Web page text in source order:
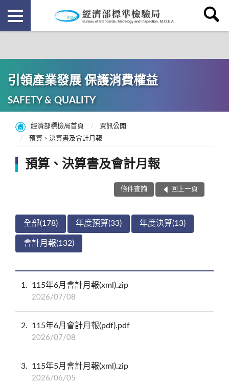
引領產業發展 保護消費權益
SAFETY & QUALITY
經濟部標檢局首頁
資訊公開
預算、決算書及會計月報
預算、決算書及會計月報
條件查詢 回上一頁
全部(178) 年度預算(33) 年度決算(13)
會計月報(132)
1 115年6月會計月報(xml).zip
2026/07/08
2 115年6月會計月報(pdf).pdf
2026/07/08
3 115年5月會計月報(xml).zip
2026/06/05